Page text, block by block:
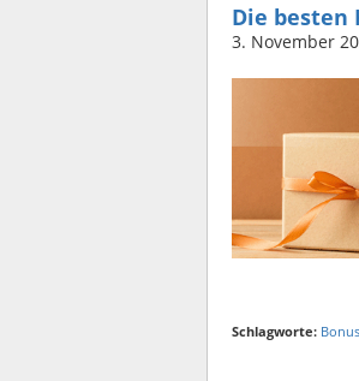
Die
3. November
Schlagworte: Bonus